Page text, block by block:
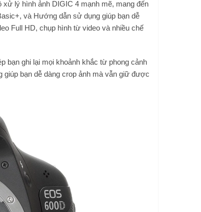
lý hình ảnh DIGIC 4 mạnh mẽ, mang đến
và Hướng dẫn sử dụng giúp bạn dễ
Full HD, chụp hình từ video và nhiều chế
bạn ghi lại mọi khoảnh khắc từ phong cảnh
giúp bạn dễ dàng crop ảnh mà vẫn giữ được